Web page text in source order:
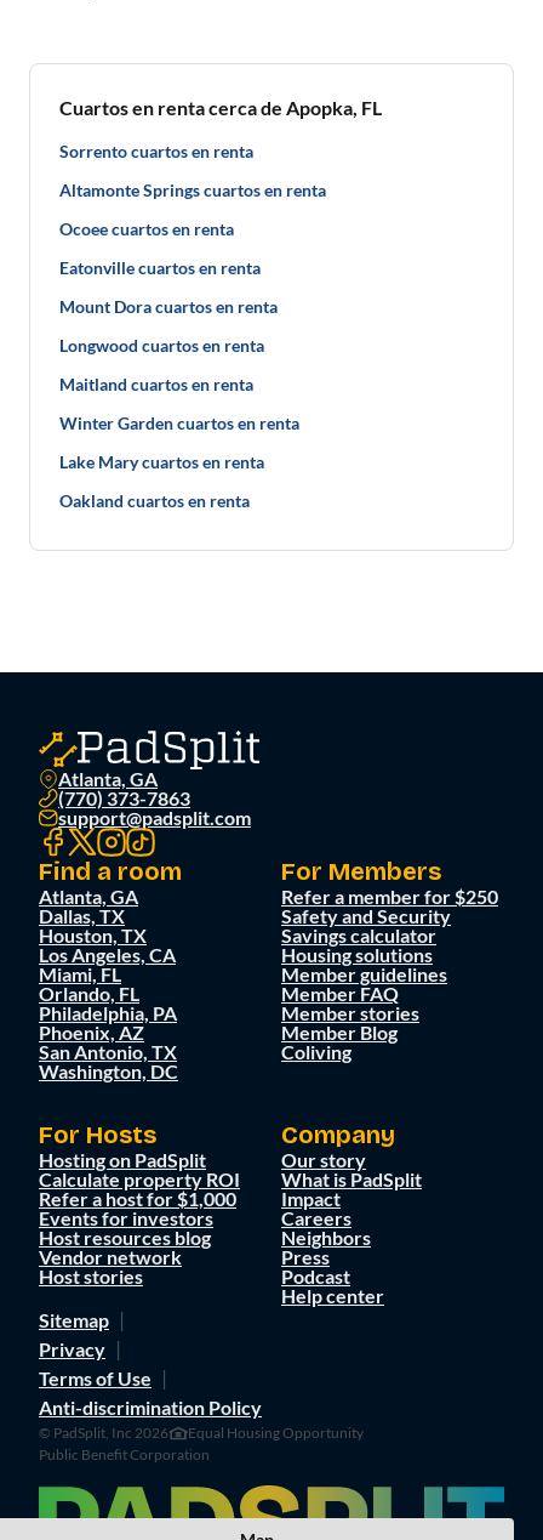
Cuartos en renta cerca de Apopka, FL
Sorrento cuartos en renta
Altamonte Springs cuartos en renta
Ocoee cuartos en renta
Eatonville cuartos en renta
Mount Dora cuartos en renta
Longwood cuartos en renta
Maitland cuartos en renta
Winter Garden cuartos en renta
Lake Mary cuartos en renta
Oakland cuartos en renta
Atlanta, GA
(770) 373-7863
support@padsplit.com
Find a room
Atlanta, GA
Dallas, TX
Houston, TX
Los Angeles, CA
Miami, FL
Orlando, FL
Philadelphia, PA
Phoenix, AZ
San Antonio, TX
Washington, DC
For Members
Refer a member for $250
Safety and Security
Savings calculator
Housing solutions
Member guidelines
Member FAQ
Member stories
Member Blog
Coliving
For Hosts
Hosting on PadSplit
Calculate property ROI
Refer a host for $1,000
Events for investors
Host resources blog
Vendor network
Host stories
Company
Our story
What is PadSplit
Impact
Careers
Neighbors
Press
Podcast
Help center
Sitemap
Privacy
Terms of Use
Anti-discrimination Policy
© PadSplit, Inc 2026
Equal Housing Opportunity
Public Benefit Corporation